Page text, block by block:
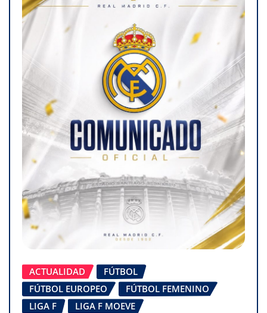
ACTUALIDAD
FÚTBOL
FÚTBOL EUROPEO
FÚTBOL FEMENINO
LIGA F
LIGA F MOEVE